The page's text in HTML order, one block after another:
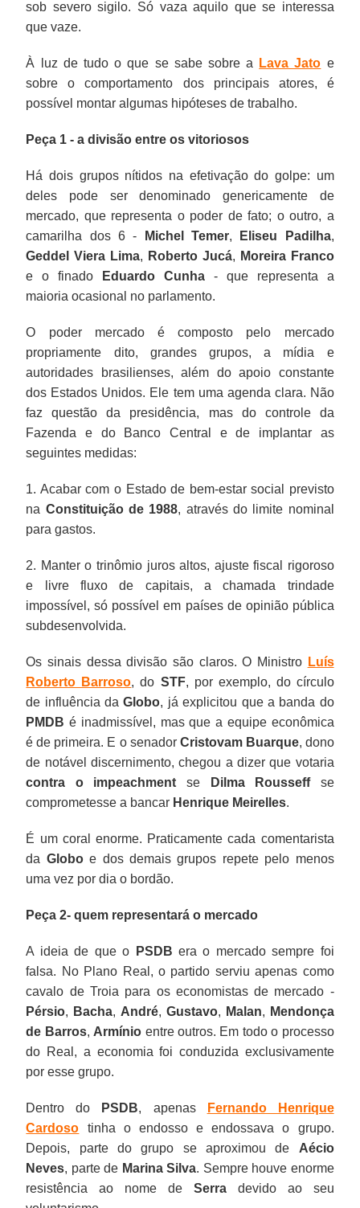
sob severo sigilo. Só vaza aquilo que se interessa
que vaze.
À luz de tudo o que se sabe sobre a Lava Jato e
sobre o comportamento dos principais atores, é
possível montar algumas hipóteses de trabalho.
Peça 1 - a divisão entre os vitoriosos
Há dois grupos nítidos na efetivação do golpe: um
deles pode ser denominado genericamente de
mercado, que representa o poder de fato; o outro, a
camarilha dos 6 -
Michel Temer, Eliseu Padilha,
Geddel Viera Lima, Roberto Jucá, Moreira Franco
e o finado
Eduardo Cunha - que representa a
maioria ocasional no parlamento.
O poder mercado é composto pelo mercado
propriamente dito, grandes grupos, a mídia e
autoridades brasilienses, além do apoio constante
dos Estados Unidos. Ele tem uma agenda clara. Não
faz questão da presidência, mas do controle da
Fazenda e do Banco Central e de implantar as
seguintes medidas:
1. Acabar com o Estado de bem-estar social previsto
na Constituição de 1988, através do limite nominal
para gastos.
2. Manter o trinômio juros altos, ajuste fiscal rigoroso
e livre fluxo de capitais, a chamada trindade
impossível, só possível em países de opinião pública
subdesenvolvida.
Os sinais dessa divisão são claros. O Ministro Luís
Roberto Barroso, do STF, por exemplo, do círculo
de influência daGlobo, já explicitou que a banda do
PMDB é inadmissível, mas que a equipe econômica
é de primeira. E o senador Cristovam Buarque, dono
de notável discernimento, chegou a dizer que votaria
contra
o impeachment se Dilma Rousseffse
comprometesse a bancar Henrique Meirelles.
É um coral enorme. Praticamente cada comentarista
da Globoe dos demais grupos repete pelo menos
uma vez por dia o bordão.
Peça 2- quem representará o mercado
A ideia de que o PSDB era o mercado sempre foi
falsa. No Plano Real, o partido serviu apenas como
cavalo de Troia para os economistas de mercado -
Pérsio, Bacha, André, Gustavo, Malan, Mendonça
de Barros, Armínio entre outros. Em todo o processo
do Real, a economia foi conduzida exclusivamente
por esse grupo.
Dentro do PSDB, apenas
Fernando Henrique
Cardoso tinha o endosso e endossava o grupo.
Depois, parte do grupo se aproximou de Aécio
Neves, parte de Marina Silva. Sempre houve enorme
resistência ao nome de Serradevido ao seu